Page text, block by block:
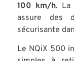
100 km/h. La
assure des
sécurisante
Le NQiX 500